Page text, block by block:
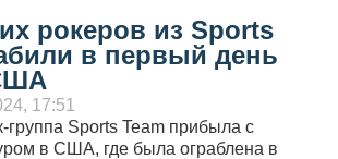
рокеров из Sports
в первый день
17:51
группа Sports Team прибыла с
в США, где была ограблена в